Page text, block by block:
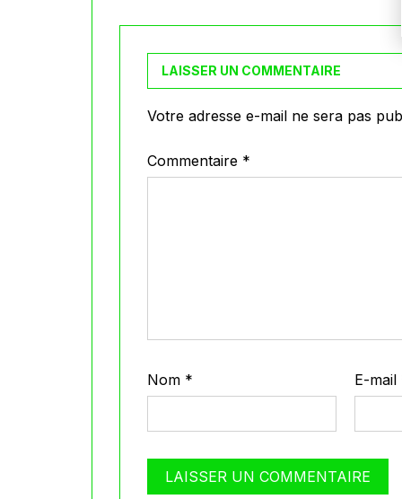
LAISSER UN COMMENTAIRE
Votre adresse e-mail ne sera pas
Commentaire *
Nom * E-mail